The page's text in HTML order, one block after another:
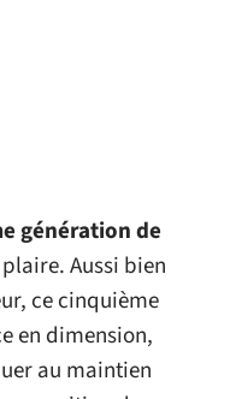
génération de
Aussi bien
ce cinquième
en dimension,
au maintien